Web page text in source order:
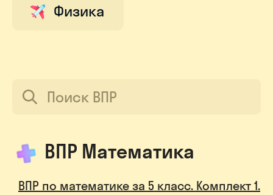
Физика
ВПР Математика
ВПР по математике за 5 класс. Комплект 1.